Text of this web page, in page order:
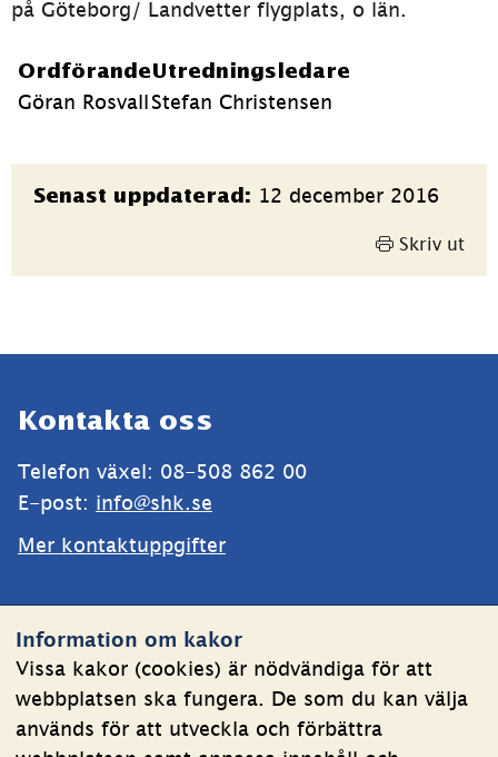
Information om kakor
Vissa kakor (cookies) är nödvändiga för att
webbplatsen ska fungera. De som du kan välja
används för att utveckla och förbättra
på Göteborg/ Landvetter flygplats, o län.
Ordförande
Göran Rosvall
Utredningsledare
Stefan Christensen
Sidinformation
Senast uppdaterad: 12 december 2016
Skriv ut
Kontakta oss
Telefon växel: 08-508 862 00
E-post: info@shk.se
Mer kontaktuppgifter
Om kakor
Behandling av personuppgifter
Tillgänglighetsredogörelse